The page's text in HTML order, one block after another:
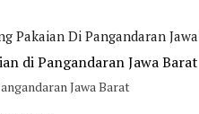
Pakaian Di Pangandaran
Jawa Barat